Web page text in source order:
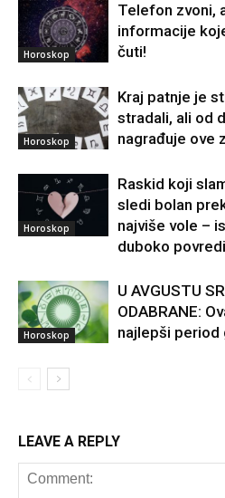
Horoskop
Telefon zvoni,
informacije
čuti!
Horoskop
Kraj patnje je
stradali, ali od
nagrađuje ove
Horoskop
Raskid koji
sledi bolan
najviše vole –
duboko
Horoskop
U AVGUSTU
ODABRANE:
najlepši period
LEAVE A REPLY